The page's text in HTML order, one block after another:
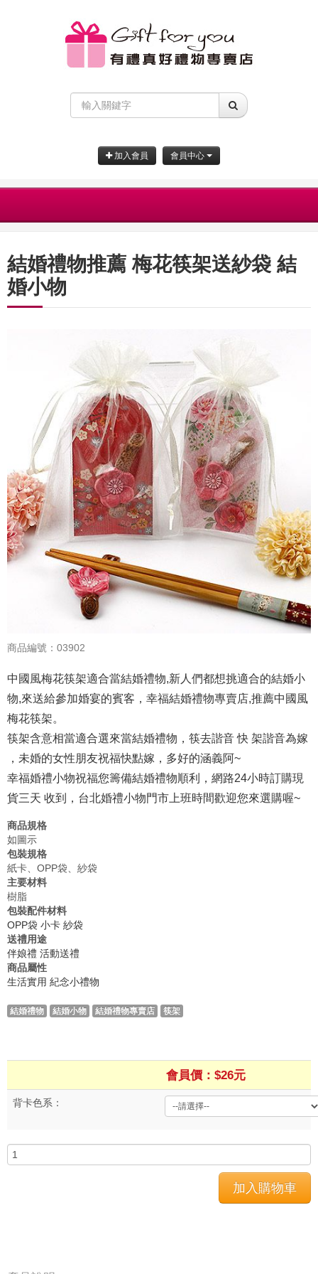
加入會員 會員中心
結婚禮物推薦 梅花筷架送紗袋 結
婚小物
商品編號：03902
中國風梅花筷架適合當結婚禮物,新人們都想挑適合的結婚小
物,來送給參加婚宴的賓客，幸福結婚禮物專賣店,推薦中國風
梅花筷架。
筷架含意相當適合選來當結婚禮物，筷去諧音 快 架諧音為嫁
，未婚的女性朋友祝福快點嫁，多好的涵義阿~
幸福婚禮小物祝福您籌備結婚禮物順利，網路24小時訂購現
貨三天 收到，台北婚禮小物門市上班時間歡迎您來選購喔~
商品規格
如圖示
包裝規格
紙卡、OPP袋、紗袋
主要材料
樹脂
包裝配件材料
OPP袋 小卡 紗袋
送禮用途
伴娘禮 活動送禮
商品屬性
生活實用 紀念小禮物
結婚禮物 結婚小物 結婚禮物專賣店 筷架
會員價：$26元
背卡色系：